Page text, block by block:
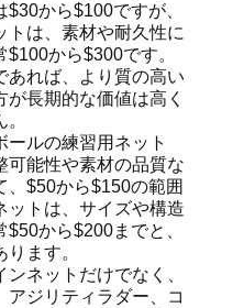
から$100ですが、
トは、素材や耐久性に
から$300です。
あれば、より質の高い
長期的な価値は高く
ールの練習用ネット
可能性や素材の品質な
、$50から$150の範囲
ットは、サイズや構造
から$200までと、
ます。
ネットだけでなく、
アジリティラダー、コ